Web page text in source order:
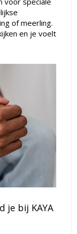
of meerling.
en je voelt
je bij KAYA